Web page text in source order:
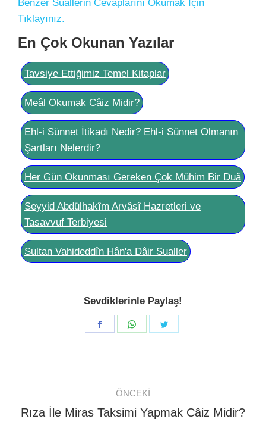
Benzer Suallerin Cevaplarını Okumak İçin
Tıklayınız.
En Çok Okunan Yazılar
Tavsiye Ettiğimiz Temel Kitaplar
Meâl Okumak Câiz Midir?
Ehl-i Sünnet İtikadı Nedir? Ehl-i Sünnet Olmanın
Şartları Nelerdir?
Her Gün Okunması Gereken Çok Mühim Bir Duâ
Seyyid Abdülhakîm Arvâsî Hazretleri ve
Tasavvuf Terbiyesi
Sultan Vahideddîn Hân'a Dâir Sualler
Sevdiklerinle Paylaş!
Share
Share
navigation
ÖNCEKI
Previous
Rıza İle Miras Taksimi Yapmak Câiz Midir?